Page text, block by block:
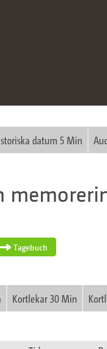
datum 5 Min
Tagebuch
Kortlekar 30 Min